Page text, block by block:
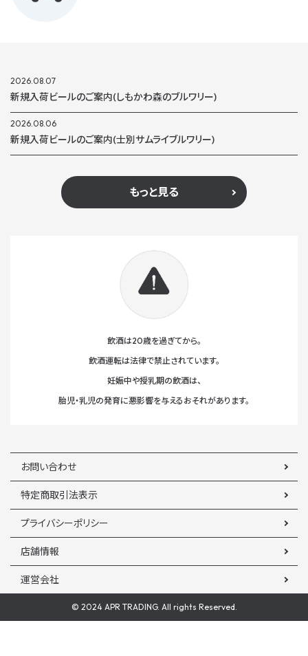
2026.08.07
新規入荷ビールのご案内(しもかわ森のブルワリー)
2026.08.06
新規入荷ビールのご案内(士別サムライブルワリー)
もっと見る
飲酒は20歳を過ぎてから。
飲酒運転は法律で禁止されています。
妊娠中や授乳期の飲酒は、
胎児・乳児の発育に悪影響を与えるおそれがあります。
お問い合わせ
特定商取引法表示
プライバシーポリシー
店舗情報
運営会社
© 2024 APR TRADING. All rights Reserved.